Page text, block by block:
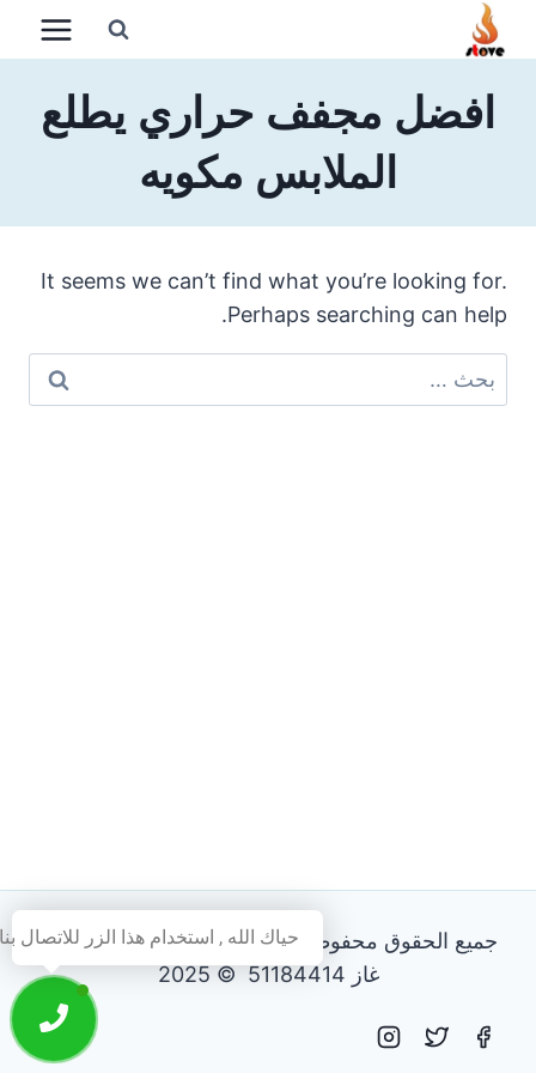
التجاوز
افضل مجفف حراري يطلع
الملابس مكويه
It seems we can’t find what you’re looking for.
Perhaps searching can help.
عن:
جميع الحقوق محفوظة - فني تصليح طباخات و افران
غاز 51184414 © 2025
حياك الله , استخدام هذا الزر للاتصال بنا